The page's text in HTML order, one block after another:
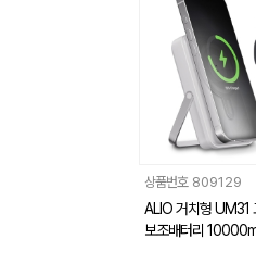
상품번호 809129
ALIO 거치형 UM31
보조배터리